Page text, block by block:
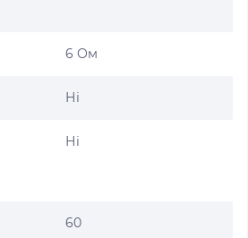
6 Ом
Ні
Ні
60